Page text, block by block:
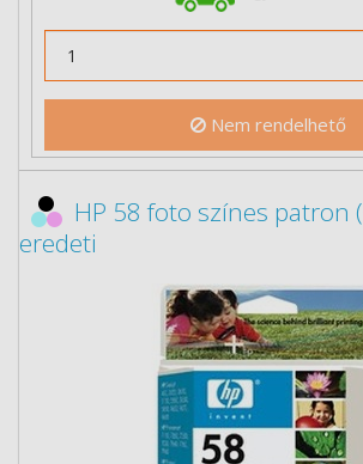
Nem rendelhető
HP 58 foto színes patron
eredeti